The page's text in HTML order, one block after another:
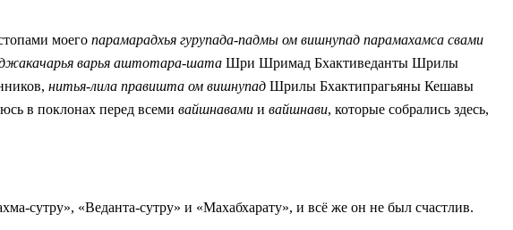
моего парамарадхья гурупада-падмы ом вишнупад парамахамса свами
варья аштотара-шата Шри Шримад Бхактиведанты Шрилы
нитья-лила правишта ом вишнупад Шрилы Бхактипрагьяны Кешавы
в поклонах перед всеми вайшнавами и вайшнави, которые собрались здесь,
сутру», «Веданта-сутру» и «Махабхарату», и всё же он не был счастлив.